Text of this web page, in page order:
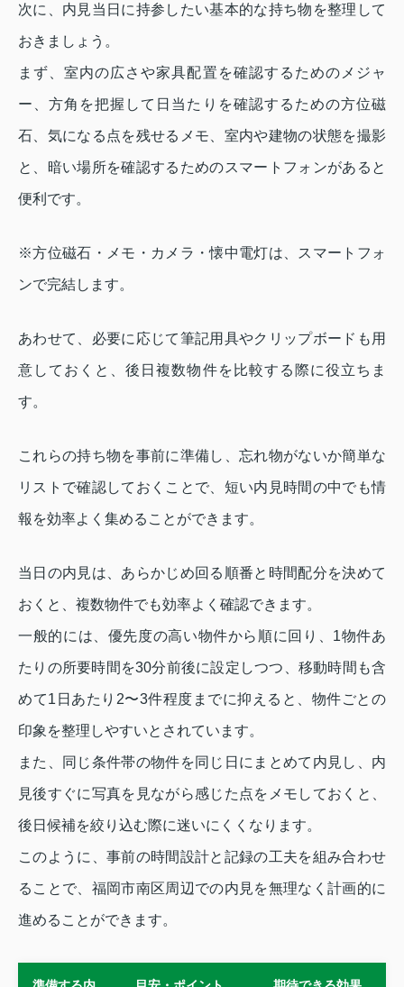
次に、内見当日に持参したい基本的な持ち物を整理して
おきましょう。
まず、室内の広さや家具配置を確認するためのメジャ
ー、方角を把握して日当たりを確認するための方位磁
石、気になる点を残せるメモ、室内や建物の状態を撮影
と、暗い場所を確認するためのスマートフォンがあると
便利です。
※方位磁石・メモ・カメラ・懐中電灯は、スマートフォ
ンで完結します。
あわせて、必要に応じて筆記用具やクリップボードも用
意しておくと、後日複数物件を比較する際に役立ちま
す。
これらの持ち物を事前に準備し、忘れ物がないか簡単な
リストで確認しておくことで、短い内見時間の中でも情
報を効率よく集めることができます。
当日の内見は、あらかじめ回る順番と時間配分を決めて
おくと、複数物件でも効率よく確認できます。
一般的には、優先度の高い物件から順に回り、1物件あ
たりの所要時間を30分前後に設定しつつ、移動時間も含
めて1日あたり2〜3件程度までに抑えると、物件ごとの
印象を整理しやすいとされています。
また、同じ条件帯の物件を同じ日にまとめて内見し、内
見後すぐに写真を見ながら感じた点をメモしておくと、
後日候補を絞り込む際に迷いにくくなります。
このように、事前の時間設計と記録の工夫を組み合わせ
ることで、福岡市南区周辺での内見を無理なく計画的に
進めることができます。